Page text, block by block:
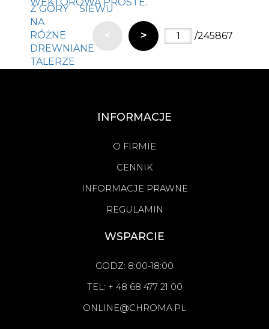
< > /245867
INFORMACJE
O FIRMIE
CENNIK
INFORMACJE PRAWNE
REGULAMIN
WSPARCIE
GODZ: 8:00-18:00
TEL: + 48 68 477 21 00
ONLINE@CHROMA.PL